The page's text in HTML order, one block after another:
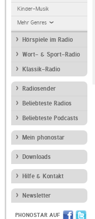
Kinder-Musik
Mehr Genres
Hörspiele im Radio
Wort- & Sport-Radio
Klassik-Radio
Radiosender
Beliebteste Radios
Beliebteste Podcasts
Mein phonostar
Downloads
Hilfe & Kontakt
Newsletter
PHONOSTAR AUF
Radio Alpenwelle